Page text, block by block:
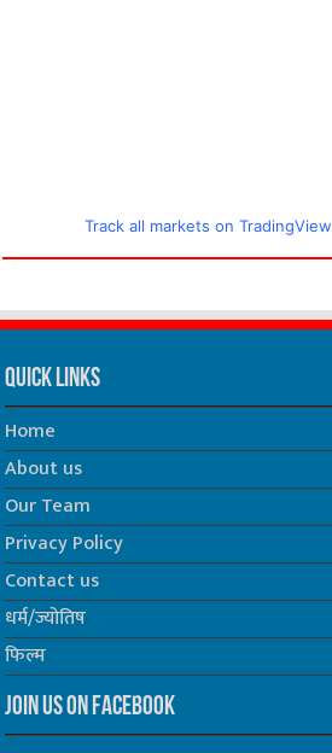
Track all markets on TradingView
Quick Links
Home
About us
Our Team
Privacy Policy
Contact us
धर्म/ज्योतिष
फिल्म
Join us on Facebook